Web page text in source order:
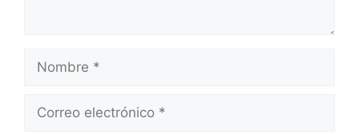
Nombre
Correo